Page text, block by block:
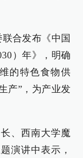
合发布《中国
）年》，明确
的特色食物供
产”，为产业发
、西南大学魔
演讲中表示，